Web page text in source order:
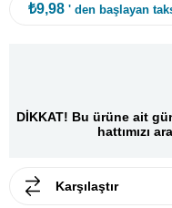
₺9,98 ' den başlayan
DİKKAT! Bu ürüne ait
hattımızı
Karşılaştır